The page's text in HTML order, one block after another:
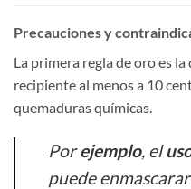
Precauciones y
La primera regla de oro es
recipiente al menos a 10
quemaduras químicas.
Porejemplo, el
puede